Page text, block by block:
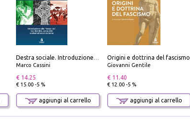
Marco Cassini
€ 14.25
€ 15.00 -5 %
aggiungi al carrello
Origini e dottrina del fascismo
Giovanni Gentile
€ 11.40
€ 12.00 -5 %
aggiungi al carrello